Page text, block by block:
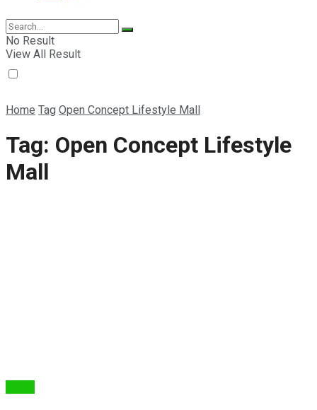
E-Magazine
No Result
View All Result
Home Tag Open Concept Lifestyle Mall
Tag: Open Concept Lifestyle
Mall